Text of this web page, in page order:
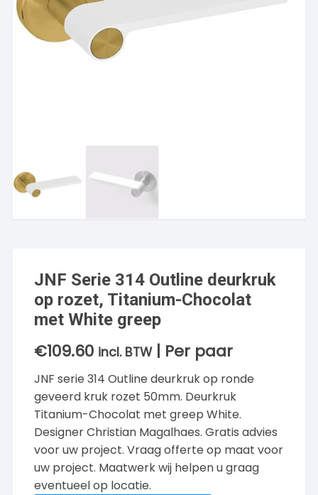
JNF Serie 314 Outline deurkruk
op rozet, Titanium-Chocolat
met White greep
€109.60 incl. BTW | Per paar
JNF serie 314 Outline deurkruk op ronde
geveerd kruk rozet 50mm. Deurkruk
Titanium-Chocolat met greep White.
Designer Christian Magalhaes. Gratis advies
voor uw project. Vraag offerte op maat voor
uw project. Maatwerk wij helpen u graag
eventueel op locatie.